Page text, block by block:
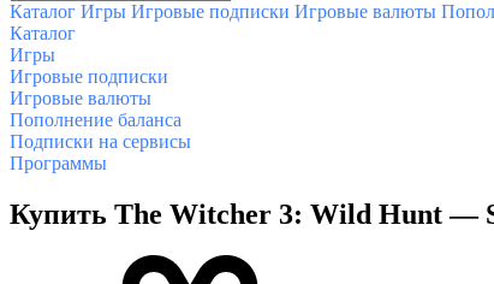
Каталог Игры Игровые подписки Игровые валюты
Каталог
Игры
Игровые подписки
Игровые валюты
Пополнение баланса
Подписки на сервисы
Программы
Купить The Witcher 3: Wild Hunt —